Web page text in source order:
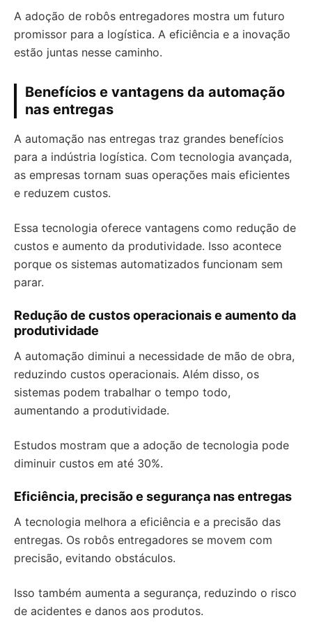
A adoção de robôs entregadores mostra um futuro
promissor para a logística. A eficiência e a inovação
estão juntas nesse caminho.
Benefícios e vantagens da automação
nas entregas
A automação nas entregas traz grandes benefícios
para a indústria logística. Com tecnologia avançada,
as empresas tornam suas operações mais eficientes
e reduzem custos.
Essa tecnologia oferece vantagens como redução de
custos e aumento da produtividade. Isso acontece
porque os sistemas automatizados funcionam sem
parar.
Redução de custos operacionais e aumento da
produtividade
A automação diminui a necessidade de mão de obra,
reduzindo custos operacionais. Além disso, os
sistemas podem trabalhar o tempo todo,
aumentando a produtividade.
Estudos mostram que a adoção de tecnologia pode
diminuir custos em até 30%.
Eficiência, precisão e segurança nas entregas
A tecnologia melhora a eficiência e a precisão das
entregas. Os robôs entregadores se movem com
precisão, evitando obstáculos.
Isso também aumenta a segurança, reduzindo o risco
de acidentes e danos aos produtos.